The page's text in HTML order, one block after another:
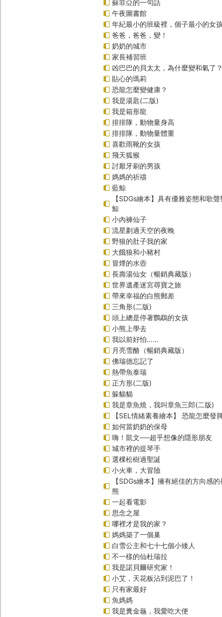
蘇菲亞的一句話
午夜圖書館
年紀最小的班級裡，個子最小的女
爸爸，爸爸，變！
奶奶的城市
家長補習班
凶巴巴的貝太太，為什麼變和氣了
貼心的瑪莉
恐龍怎麼變健康？
我是湯匙(二版)
我是箱形龍
排排隊，動物量身高
排排隊，動物量體重
喜歡雨靴的女孩
飛天狐猴
討厭牙刷的男孩
媽媽的祈禱
藍鯨
【SDGs繪本】具有優雅姿態和歌
鯨
小內褲仙子
流星劃過天空的夜晚
野狼的肚子我的家
大餓狼和小豬村
冒煙的水壺
長壽湯仙女（暢銷典藏版）
世界遺產迷宮尋寶之旅
帶來幸福的白熊郵差
三角形(二版)
頭上總是停著鸚鵡的女孩
小熊上學去
我以前好怕……
月亮雪酪（暢銷典藏版）
佛瑞德忘記了
熱帶魚泰瑞
正方形(二版)
躲貓貓
我是章魚燒，我叫章魚三郎(二版)
【SEL情緒素養繪本】 恐龍怎麼發
如何當奶奶的保母
嗨！凱文──超乎想像的隱形朋友
城市裡的提琴手
選棵松樹過聖誕
小火車，大冒險
【SDGs繪本】擁有絕佳的方向感
熊
一起看電影
思念之屋
哪裡才是我的家？
媽媽築了一個巢
白雪公主和七十七個小矮人
不一樣的仙杜瑞拉
我是諾貝爾研究家！
小艾，天花板沾到泥巴了！
只有家最好
魚媽媽
我是糞金龜，我愛吃大便